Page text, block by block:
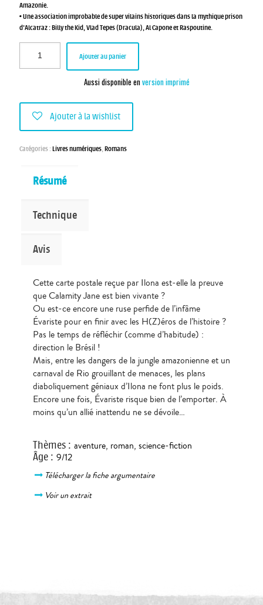
Amazonie.
• Une association improbable de super vilains historiques dans la mythique prison
d’Alcatraz : Billy the Kid, Vlad Tepes (Dracula), Al Capone et Raspoutine.
Ajouter au panier
Aussi disponible enversion imprimé
Ajouter à la wishlist
Catégories :Livres numériques Romans
Résumé
Technique
Avis
Cette carte postale reçue par Ilona est-elle la preuve
que Calamity Jane est bien vivante ?
Ou est-ce encore une ruse perfide de l’infâme
Évariste pour en finir avec les H(Z)éros de l’histoire ?
Pas le temps de réfléchir (comme d’habitude) :
direction le Brésil !
Mais, entre les dangers de la jungle amazonienne et un
carnaval de Rio grouillant de menaces, les plans
diaboliquement géniaux d’Ilona ne font plus le poids.
Encore une fois, Évariste risque bien de l’emporter. À
moins qu’un allié inattendu ne se dévoile…
Thèmes: aventure, roman, science-fiction
Âge: 9/12
Télécharger la fiche argumentaire
Voir un extrait